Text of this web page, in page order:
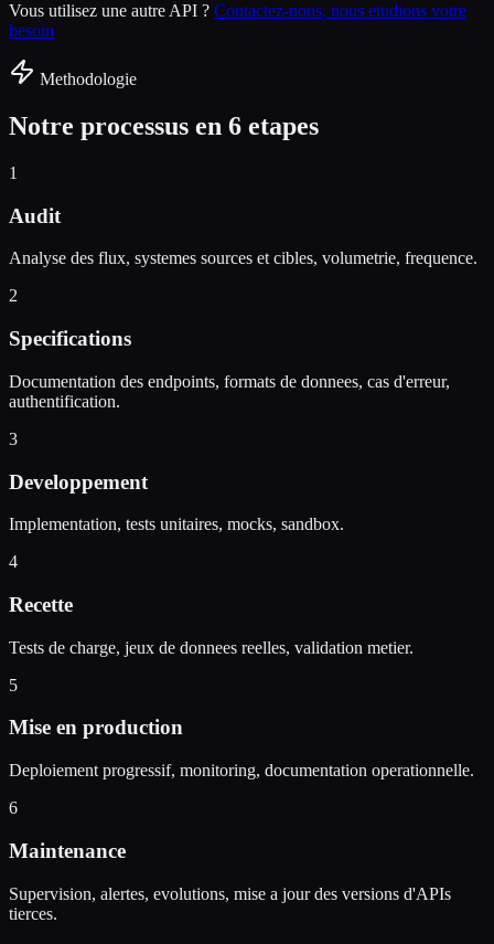
Vous utilisez une autre API ? Contactez-nous, nous etudions votre
besoin
Methodologie
Notre processus en 6 etapes
1
Audit
Analyse des flux, systemes sources et cibles, volumetrie, frequence.
2
Specifications
Documentation des endpoints, formats de donnees, cas d'erreur,
authentification.
3
Developpement
Implementation, tests unitaires, mocks, sandbox.
4
Recette
Tests de charge, jeux de donnees reelles, validation metier.
5
Mise en production
Deploiement progressif, monitoring, documentation operationnelle.
6
Maintenance
Supervision, alertes, evolutions, mise a jour des versions d'APIs
tierces.